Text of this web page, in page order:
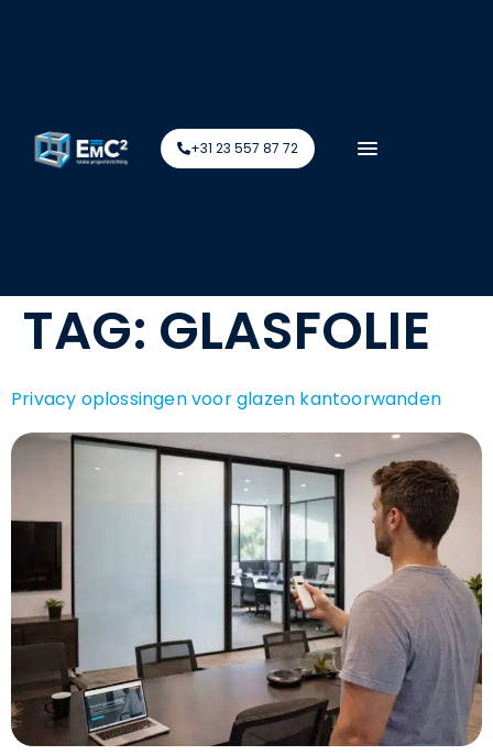
+31 23 557 87 72
TAG: GLASFOLIE
Privacy oplossingen voor glazen kantoorwanden